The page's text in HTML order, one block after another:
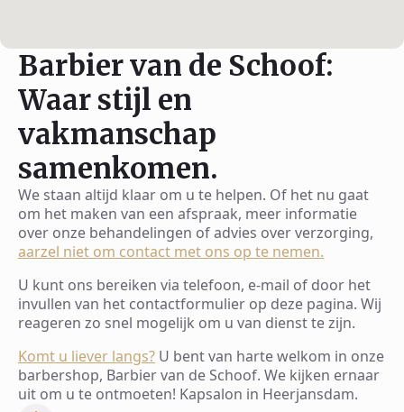
Barbier van de Schoof:
Waar stijl en
vakmanschap
samenkomen.
We staan altijd klaar om u te helpen. Of het nu gaat
om het maken van een afspraak, meer informatie
over onze behandelingen of advies over verzorging,
aarzel niet om contact met ons op te nemen.
U kunt ons bereiken via telefoon, e-mail of door het
invullen van het contactformulier op deze pagina. Wij
reageren zo snel mogelijk om u van dienst te zijn.
Komt u liever langs? U bent van harte welkom in onze
barbershop, Barbier van de Schoof. We kijken ernaar
uit om u te ontmoeten! Kapsalon in Heerjansdam.